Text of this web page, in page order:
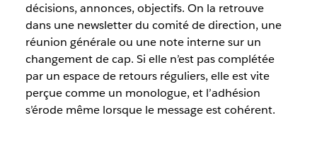
décisions, annonces, objectifs. On la retrouve
dans une newsletter du comité de direction, une
réunion générale ou une note interne sur un
changement de cap. Si elle n’est pas complétée
par un espace de retours réguliers, elle est vite
perçue comme un monologue, et l’adhésion
s’érode même lorsque le message est cohérent.